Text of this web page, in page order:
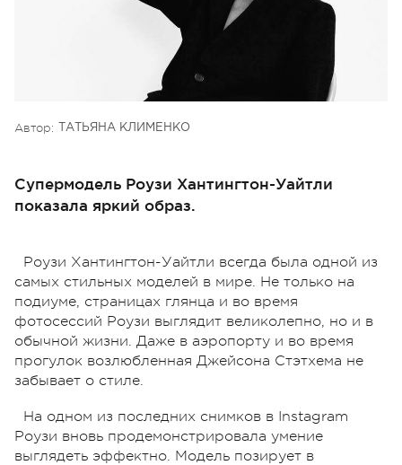
Автор: ТАТЬЯНА КЛИМЕНКО
Супермодель Роузи Хантингтон-Уайтли
показала яркий образ.
Роузи Хантингтон-Уайтли всегда была одной из
самых стильных моделей в мире. Не только на
подиуме, страницах глянца и во время
фотосессий Роузи выглядит великолепно, но и в
обычной жизни. Даже в аэропорту и во время
прогулок возлюбленная Джейсона Стэтхема не
забывает о стиле.
На одном из последних снимков в Instagram
Роузи вновь продемонстрировала умение
выглядеть эффектно. Модель позирует в